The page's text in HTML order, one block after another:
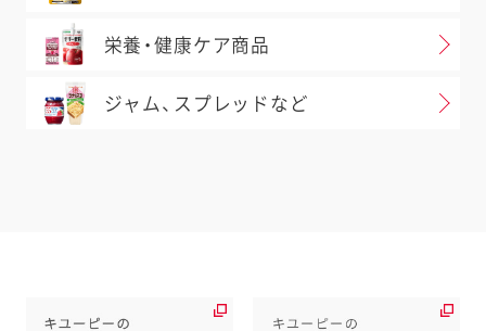
栄養・健康ケア商品
ジャム、スプレッドなど